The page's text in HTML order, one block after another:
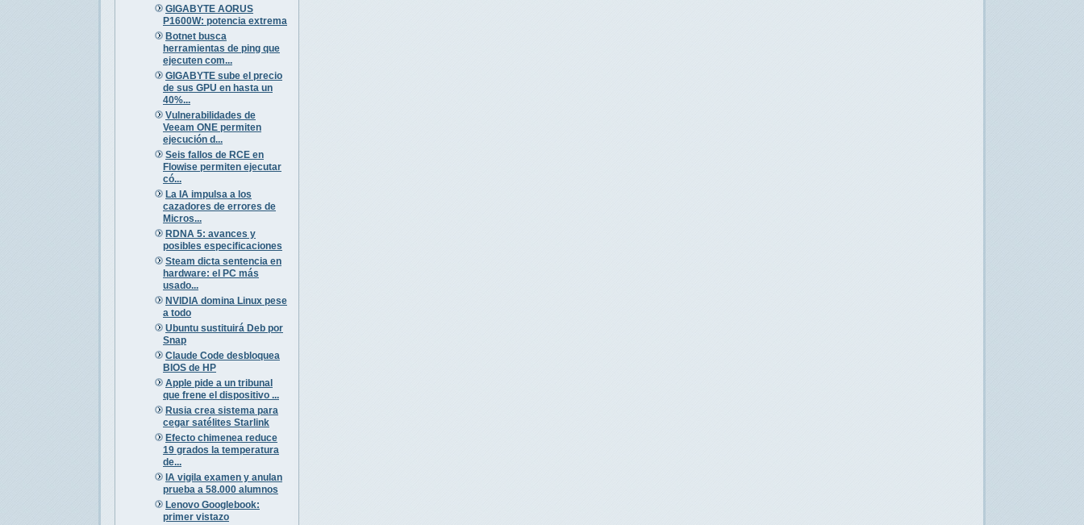
GIGABYTE AORUS
P1600W: potencia extrema
Botnet busca
herramientas de ping que
ejecuten com...
GIGABYTE sube el precio
de sus GPU en hasta un
40%...
Vulnerabilidades de
Veeam ONE permiten
ejecución d...
Seis fallos de RCE en
Flowise permiten ejecutar
có...
La IA impulsa a los
cazadores de errores de
Micros...
RDNA 5: avances y
posibles especificaciones
Steam dicta sentencia en
hardware: el PC más
usado...
NVIDIA domina Linux pese
a todo
Ubuntu sustituirá Deb por
Snap
Claude Code desbloquea
BIOS de HP
Apple pide a un tribunal
que frene el dispositivo ...
Rusia crea sistema para
cegar satélites Starlink
Efecto chimenea reduce
19 grados la temperatura
de...
IA vigila examen y anulan
prueba a 58.000 alumnos
Lenovo Googlebook:
primer vistazo